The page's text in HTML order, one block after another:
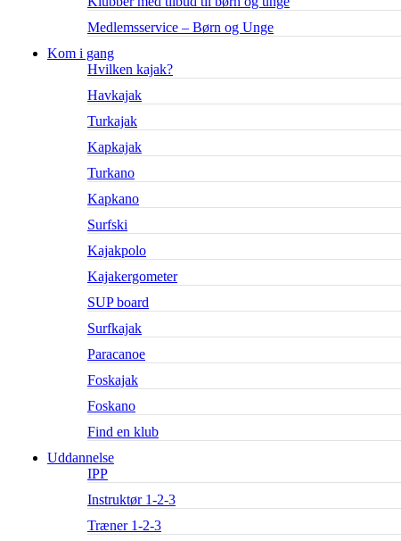
Medlemsservice – Børn og Unge
Kom i gang
Hvilken kajak?
Havkajak
Turkajak
Kapkajak
Turkano
Kapkano
Surfski
Kajakpolo
Kajakergometer
SUP board
Surfkajak
Paracanoe
Foskajak
Foskano
Find en klub
Uddannelse
IPP
Instruktør 1-2-3
Træner 1-2-3